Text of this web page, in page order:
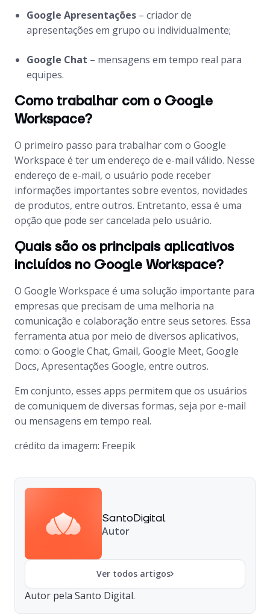
Google Apresentações – criador de
apresentações em grupo ou individualmente;
Google Chat – mensagens em tempo real para
equipes.
Como trabalhar com o Google
Workspace?
O primeiro passo para trabalhar com o Google
Workspace é ter um endereço de e-mail válido. Nesse
endereço de e-mail, o usuário pode receber
informações importantes sobre eventos, novidades
de produtos, entre outros. Entretanto, essa é uma
opção que pode ser cancelada pelo usuário.
Quais são os principais aplicativos
incluídos no Google Workspace?
O Google Workspace é uma solução importante para
empresas que precisam de uma melhoria na
comunicação e colaboração entre seus setores. Essa
ferramenta atua por meio de diversos aplicativos,
como: o Google Chat, Gmail, Google Meet, Google
Docs, Apresentações Google, entre outros.
Em conjunto, esses apps permitem que os usuários
de comuniquem de diversas formas, seja por e-mail
ou mensagens em tempo real.
crédito da imagem: Freepik
SantoDigital
Autor
Ver todos artigos
Autor pela Santo Digital.